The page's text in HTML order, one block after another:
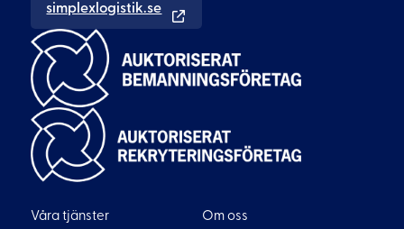
simplexlogistik.se
Våra tjänster Om oss